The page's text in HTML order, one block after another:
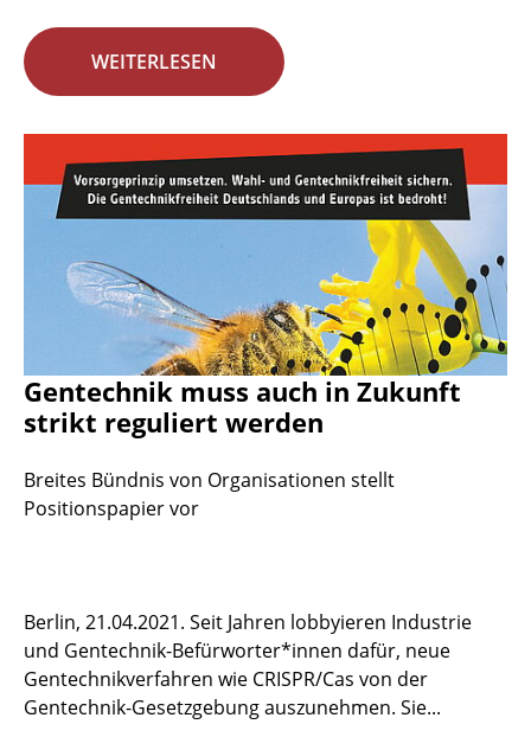
WEITERLESEN
Gentechnik muss auch in Zukunft
strikt reguliert werden
Breites Bündnis von Organisationen stellt
Positionspapier vor
Berlin, 21.04.2021. Seit Jahren lobbyieren Industrie
und Gentechnik-Befürworter*innen dafür, neue
Gentechnikverfahren wie CRISPR/Cas von der
Gentechnik-Gesetzgebung auszunehmen. Sie...